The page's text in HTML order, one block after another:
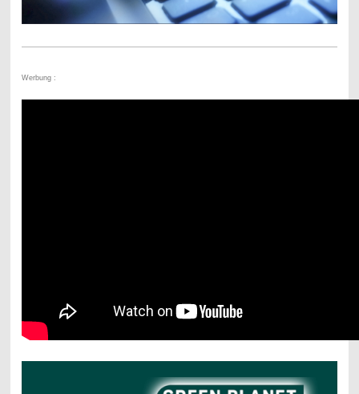
Werbung :